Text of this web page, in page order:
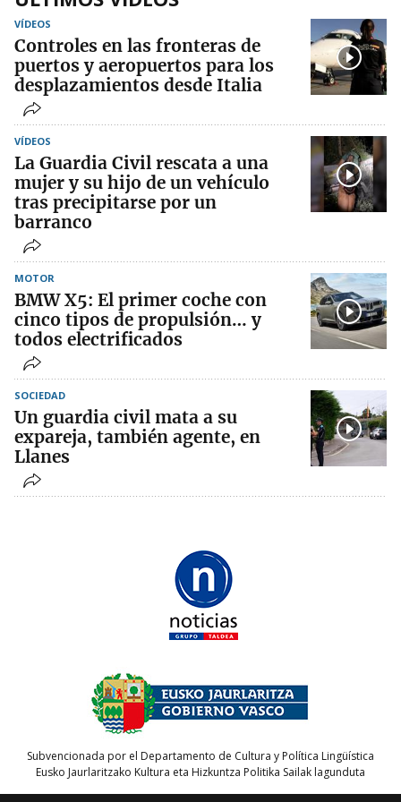
VÍDEOS
Controles en las fronteras de
puertos y aeropuertos para los
desplazamientos desde Italia
VÍDEOS
La Guardia Civil rescata a una
mujer y su hijo de un vehículo
tras precipitarse por un
barranco
MOTOR
BMW X5: El primer coche con
cinco tipos de propulsión… y
todos electrificados
SOCIEDAD
Un guardia civil mata a su
expareja, también agente, en
Llanes
Subvencionada por el Departamento de Cultura y Política Lingüística
Eusko Jaurlaritzako Kultura eta Hizkuntza Politika Sailak lagunduta